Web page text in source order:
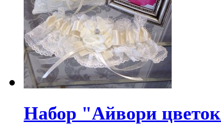
Набор "Айвори